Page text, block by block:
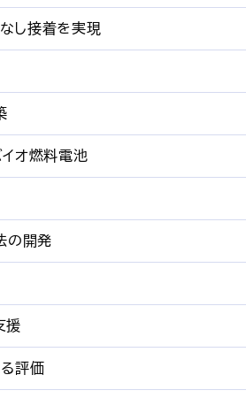
し接着を実現
オ燃料電池
の開発
援
評価